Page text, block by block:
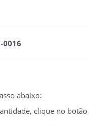
0016
abaixo:
clique no botão